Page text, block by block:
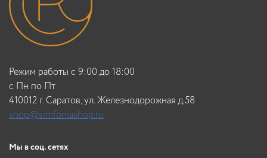
Режим работы с 9:00 до 18:00
c Пн по Пт
410012 г. Саратов, ул. Железнодорожная д.58
shop@simfoniashop.ru
Мы в соц. сетях